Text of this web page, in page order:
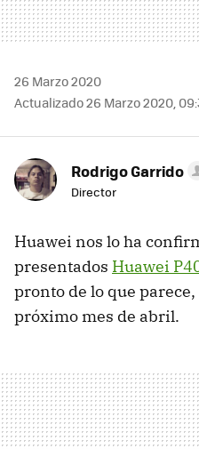
26 Marzo 2020
Actualizado 26 Marzo 2020,
Rodrigo Garrido
Director
Huawei nos lo ha
presentados Huawei
pronto de lo que
próximo mes de abril.